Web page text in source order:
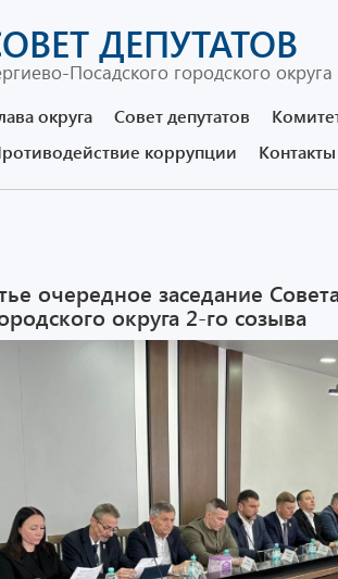
ДЕПУТАТОВ
Посадского городского округа
округа Совет депутатов
коррупции
Контакты
очередное заседание
округа 2-го созыва